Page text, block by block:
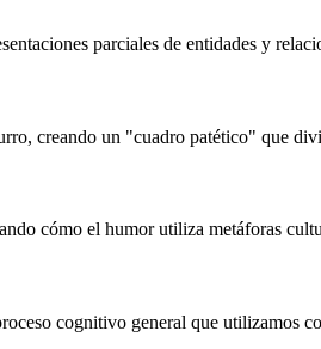
parciales de entidades y
creando un "cuadro patético" que
cómo el humor utiliza metáforas
cognitivo general que utilizamos